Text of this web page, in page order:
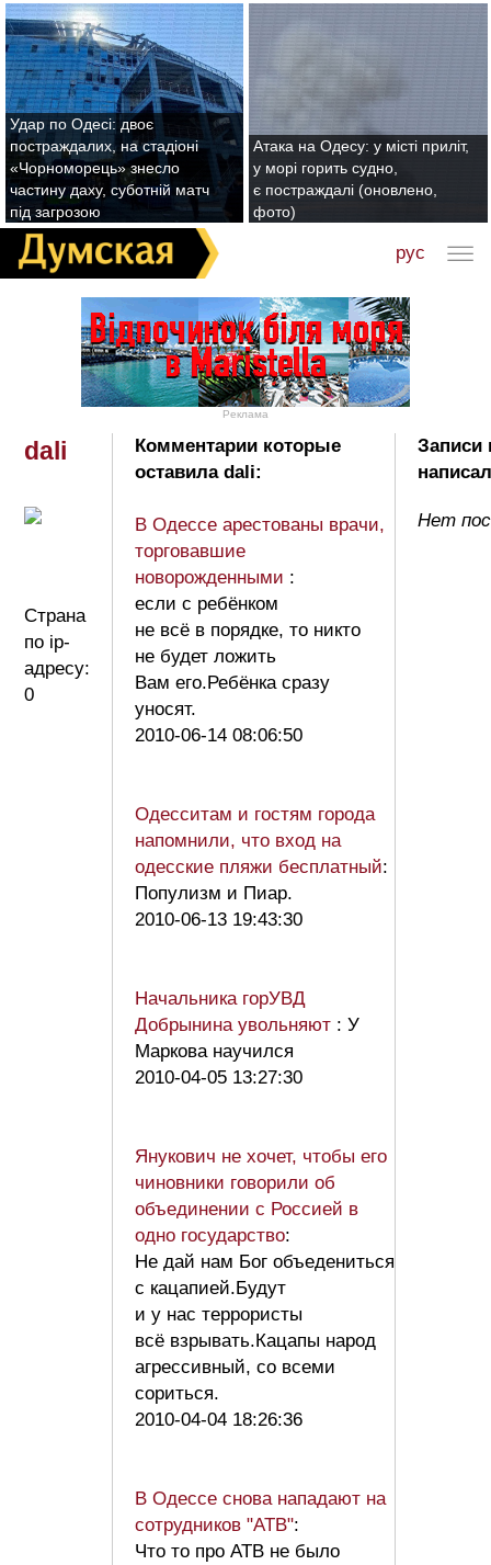
Удар по Одесі: двоє
постраждалих, на стадіоні
«Чорноморець» знесло
частину даху, суботній матч
під загрозою
Атака на Одесу: у місті приліт,
у морі горить судно,
є постраждалі (оновлено,
фото)
рус
Реклама
dali
Страна
по ip-
адресу:
0
Комментарии которые
оставила dali:
В Одессе арестованы врачи,
торговавшие
новорожденными :
если с ребёнком
не всё в порядке, то никто
не будет ложить
Вам его.Ребёнка сразу
уносят.
2010-06-14 08:06:50
Одесситам и гостям города
напомнили, что вход на
одесские пляжи бесплатный:
Популизм и Пиар.
2010-06-13 19:43:30
Начальника горУВД
Добрынина увольняют : У
Маркова научился
2010-04-05 13:27:30
Янукович не хочет, чтобы его
чиновники говорили об
объединении с Россией в
одно государство:
Не дай нам Бог объедениться
с кацапией.Будут
и у нас террористы
всё взрывать.Кацапы народ
агрессивный, со всеми
сориться.
2010-04-04 18:26:36
В Одессе снова нападают на
сотрудников "АТВ":
Что то про АТВ не было
Записи
Нет